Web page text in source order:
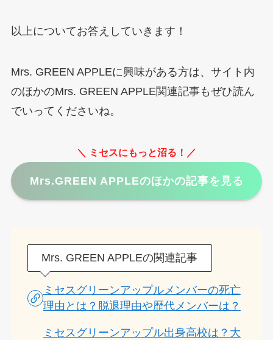
以上についてお答えしていきます！
Mrs. GREEN APPLEに興味がある方は、サイト内
のほかのMrs. GREEN APPLE関連記事もぜひ読ん
でいってくださいね。
＼ ミセスにもっと沼る！／
Mrs.GREEN APPLEのほかの記事を見る
Mrs. GREEN APPLEの関連記事
ミセスグリーンアップルメンバーの死亡
理由とは？脱退理由や歴代メンバーは？
ミセスグリーンアップル出身高校は？大